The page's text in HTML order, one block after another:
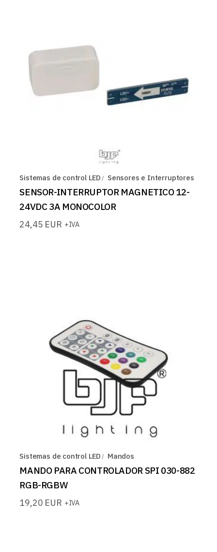
Sistemas de control LED Sensores e Interruptores
SENSOR-INTERRUPTOR MAGNETICO 12-
24VDC 3A MONOCOLOR
24,45 EUR +IVA
Sistemas de control LED Mandos
MANDO PARA CONTROLADOR SPI 030-882
RGB-RGBW
19,20 EUR +IVA